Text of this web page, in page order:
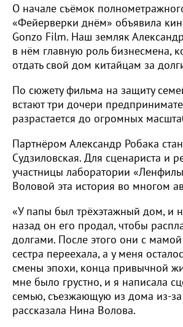
О начале съёмок
«Фейерверки днём» объявила
Gonzo Film. Наш земляк
в нём главную роль бизнесмена,
отдать свой дом китайцам за
По сюжету фильма на защиту
встают три дочери
разрастается до огромных
Партнёром Александр Робака
Судзиловская. Для сценариста и
участницы лаборатории
Воловой эта история во многом
«У папы был трёхэтажный дом, и
назад он его продал, чтобы
долгами. После этого они с
сестра переехала, а у меня
смены эпохи, конца привычной
мне было грустно, и я написала
семью, съезжающую из дома из-
рассказала Нина Волова.